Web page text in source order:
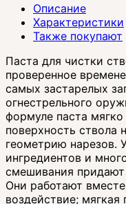
Описание
Характеристики
Также покупают
Паста для чистки
проверенное
самых застарелых
огнестрельного
формуле паста
поверхность ствола
геометрию нарезов.
ингредиентов и
смешивания
Они работают
воздействие;